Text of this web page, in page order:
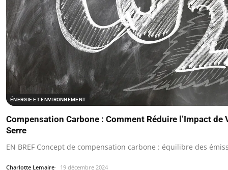
ÉNERGIE ET ENVIRONNEMENT
Compensation Carbone : Comment Réduire l’Impact de
Serre
EN BREF Concept de compensation carbone : équilibre des
Charlotte Lemaire 19 décembre 2024